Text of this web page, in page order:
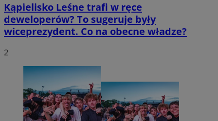
Kąpielisko Leśne trafi w ręce
deweloperów? To sugeruje były
wiceprezydent. Co na obecne władze?
2